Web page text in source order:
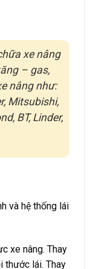
xe nâng
– gas,
nâng như:
Mitsubishi,
BT, Linder,
và hệ thống lái
xe nâng. Thay
thước lái. Thay